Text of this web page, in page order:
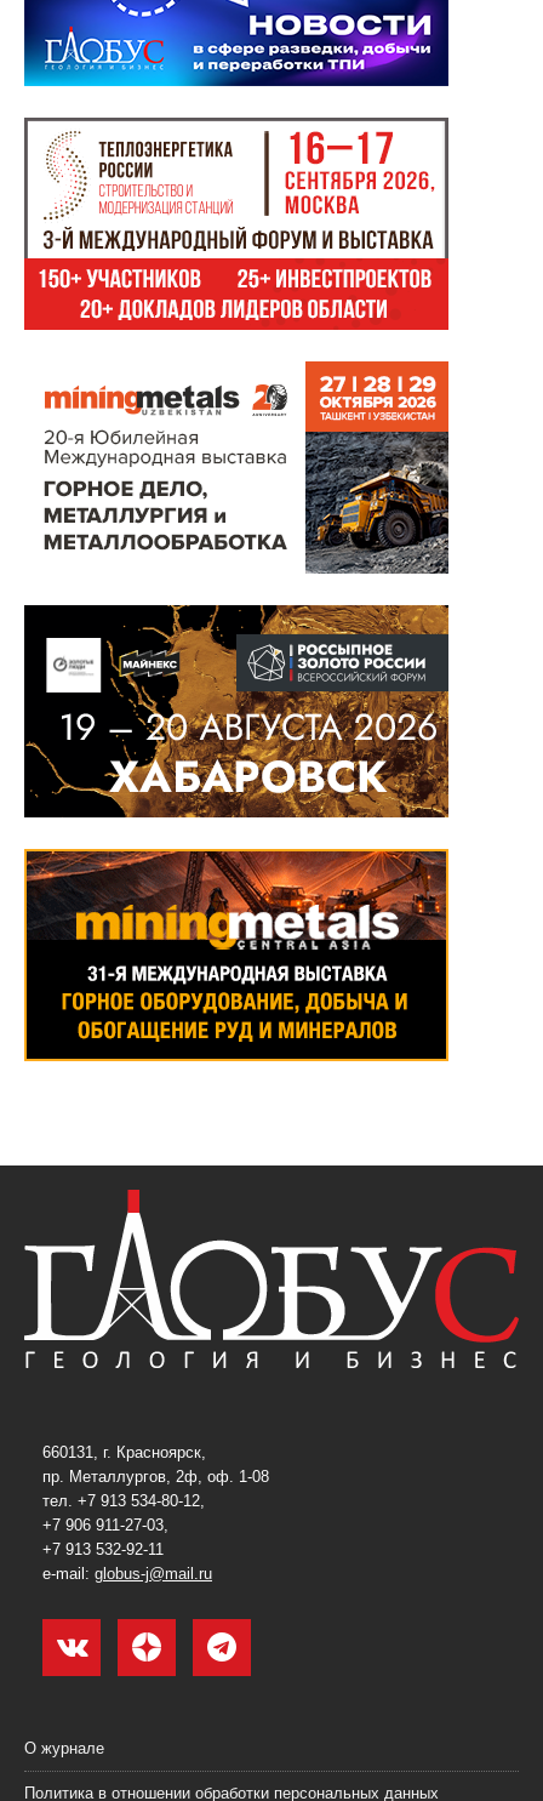
660131, г. Красноярск,
пр. Металлургов, 2ф, оф. 1-08
тел. +7 913 534-80-12,
+7 906 911-27-03,
+7 913 532-92-11
e-mail: globus-j@mail.ru
О журнале
Политика в отношении обработки персональных данных